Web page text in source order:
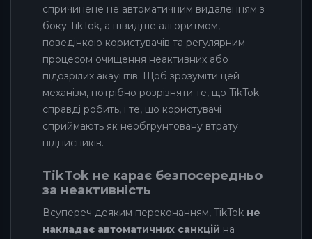
спричинене не автоматичним видаленням з
боку TikTok, а швидше алгоритмом,
поведінкою користувачів та регулярним
процесом очищення неактивних або
підозрілих акаунтів. Щоб зрозуміти цей
механізм, потрібно розрізняти те, що TikTok
справді робить, і те, що користувачі
сприймають як необґрунтовану втрату
підписників.
TikTok не карає безпосередньо
за неактивність
Всупереч деяким переконанням, TikTok не
накладає автоматичних санкцій на